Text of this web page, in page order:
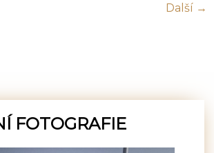
Další →
FOTOGRAFIE